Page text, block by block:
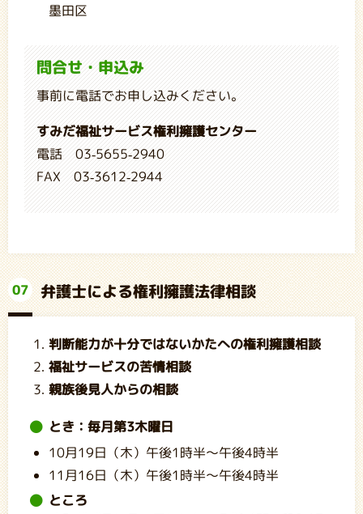
墨田区
問合せ・申込み
事前に電話でお申し込みください。
すみだ福祉サービス権利擁護センター
電話 03-5655-2940
FAX 03-3612-2944
07 弁護士による権利擁護法律相談
判断能力が十分ではないかたへの権利擁護相談
福祉サービスの苦情相談
親族後見人からの相談
とき：毎月第3木曜日
10月19日（木）午後1時半～午後4時半
11月16日（木）午後1時半～午後4時半
ところ